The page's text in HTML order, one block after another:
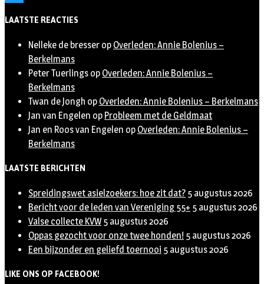
LAATSTE REACTIES
Nelleke de bresser op Overleden: Annie Bolenius –
Berkelmans
Peter Tuerlings op Overleden: Annie Bolenius –
Berkelmans
Twan de Jongh op Overleden: Annie Bolenius – Berkelmans
Jan van Engelen op Probleem met de Geldmaat
Jan en Roos van Engelen op Overleden: Annie Bolenius –
Berkelmans
LAATSTE BERICHTEN
Spreidingswet asielzoekers: hoe zit dat? 5 augustus 2026
Bericht voor de leden van Vereniging 55+ 5 augustus 2026
Valse collecte KVW 5 augustus 2026
Oppas gezocht voor onze twee honden! 5 augustus 2026
Een bijzonder en geliefd toernooi 5 augustus 2026
LIKE ONS OP FACEBOOK!